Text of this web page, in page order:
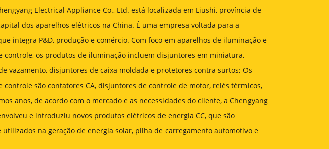
Electrical Appliance Co., Ltd. está localizada em Liushi, província de
dos aparelhos elétricos na China. É uma empresa voltada para a
integra P&D, produção e comércio. Com foco em aparelhos de iluminação e
controle, os produtos de iluminação incluem disjuntores em miniatura,
vazamento, disjuntores de caixa moldada e protetores contra surtos; Os
controle são contatores CA, disjuntores de controle de motor, relés térmicos,
anos, de acordo com o mercado e as necessidades do cliente, a Chengyang
e introduziu novos produtos elétricos de energia CC, que são
na geração de energia solar, pilha de carregamento automotivo e